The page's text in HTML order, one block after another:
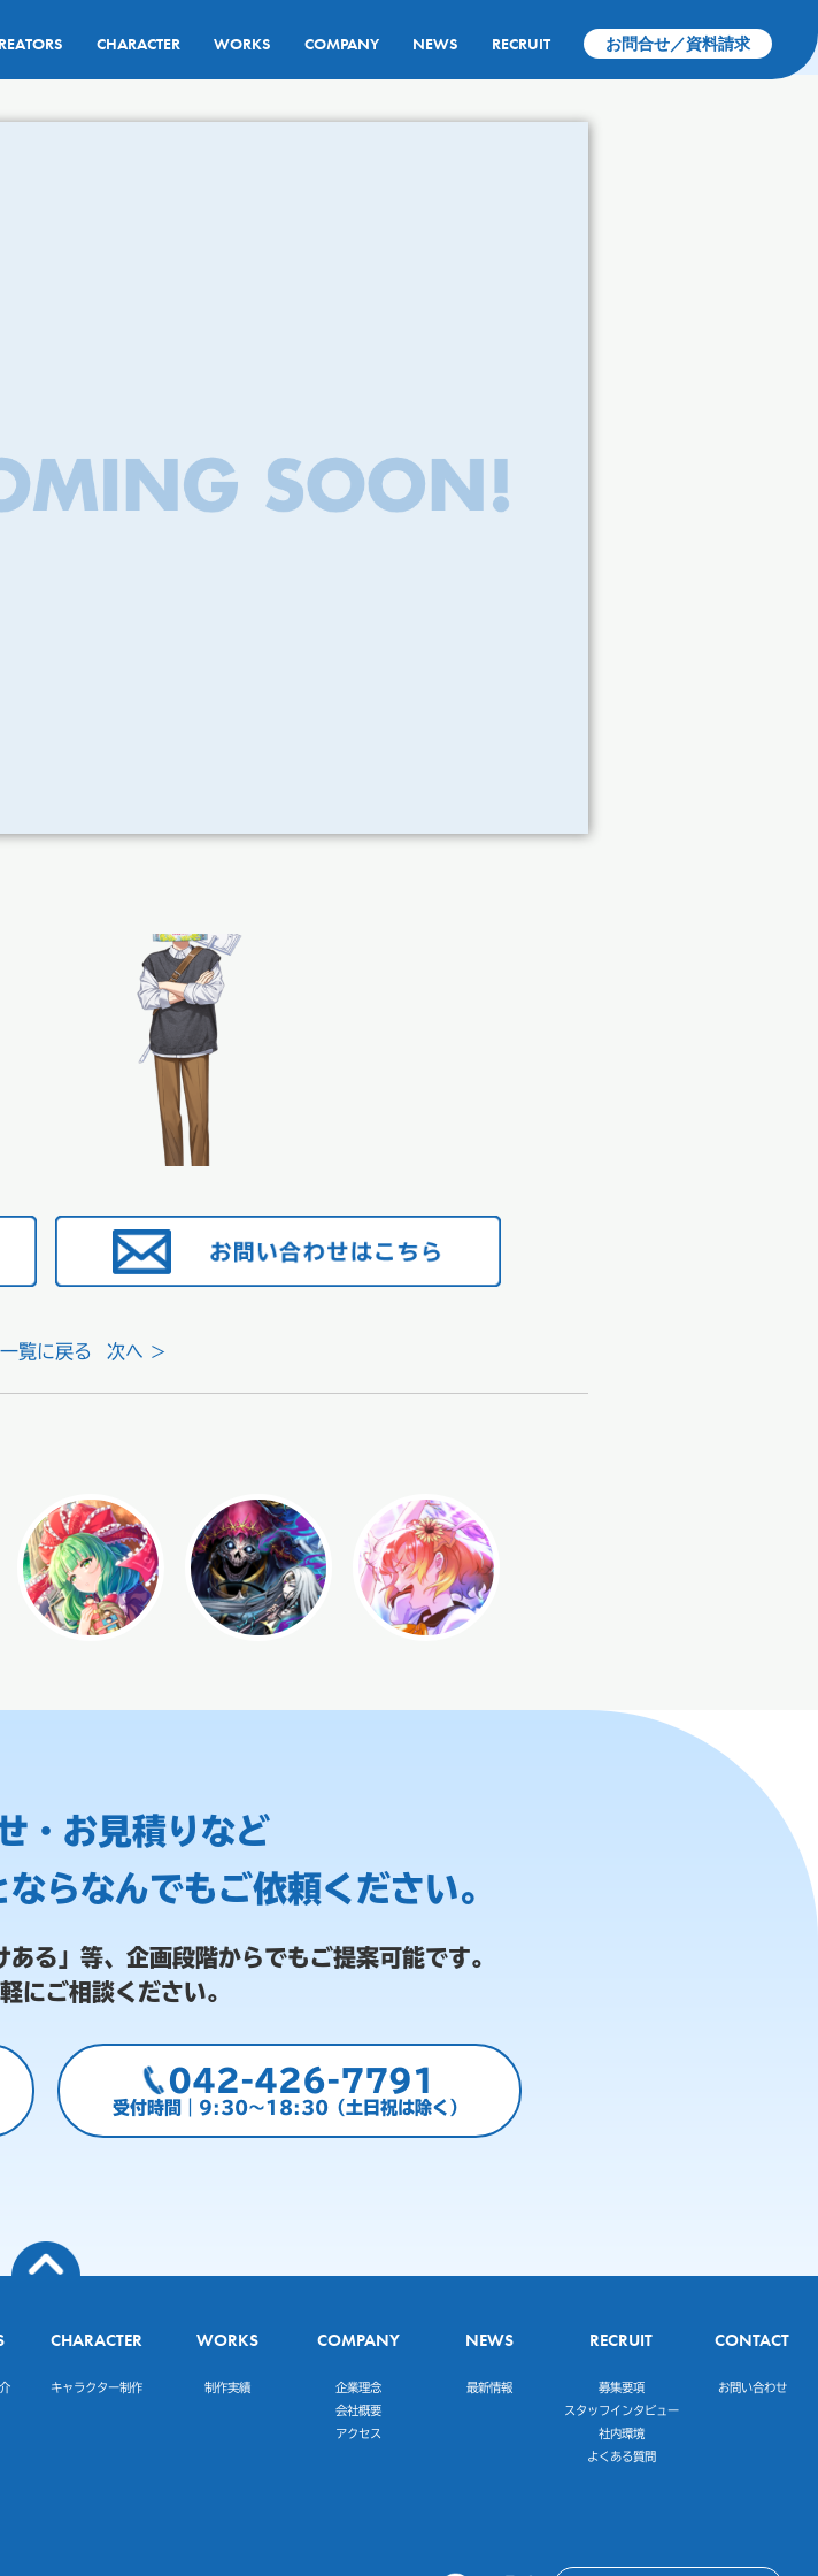
CHARACTER WORKS COMPANY NEWS RECRUIT お問合せ／資料請求
一覧に戻る 次へ >
・お見積りなど
ならなんでもご依頼ください。
る」等、 企画段階からでもご提案可能です。
にご相談ください。
042-426-7791
受付時間｜9:30～18:30（土日祝は除く）
CHARACTER
キャラクター制作
WORKS
制作実績
COMPANY
企業理念
会社概要
アクセス
NEWS
最新情報
RECRUIT
募集要項
スタッフインタビュー
社内環境
よくある質問
CONTACT
お問い合わせ